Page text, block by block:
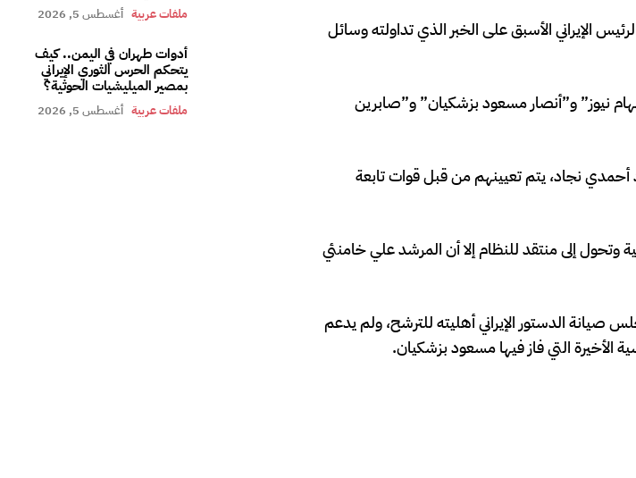
ملفات عربية أغسطس 5, 2026
أدوات طهران في اليمن.. كيف
يتحكم الحرس الثوري الإيراني
بمصير الميليشيات الحوثية؟
ملفات عربية أغسطس 5, 2026
الإيراني الأسبق على الخبر الذي تداولته وسائل
نيوز” و”أنصار مسعود بزشكيان” و”صابرين
أحمدي نجاد، يتم تعيينهم من قبل قوات تابعة
وتحول إلى منتقد للنظام إلا أن المرشد علي خامنئي
صيانة الدستور الإيراني أهليته للترشح، ولم يدعم
الأخيرة التي فاز فيها مسعود بزشكيان.